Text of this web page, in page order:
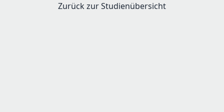
Zurück zur Studienübersicht